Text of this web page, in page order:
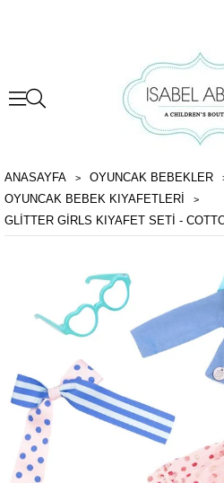
ANASAYFA
OYUNCAK BEBEKLER
OYUNCAK BEBEK KIYAFETLERI
GLITTER GIRLS KIYAFET SETI -